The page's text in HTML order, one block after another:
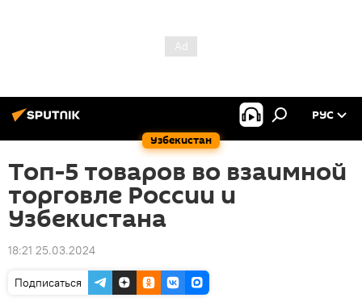
Узбекистан
РУС
Топ-5 товаров во взаимной
торговле России и
Узбекистана
18:21 25.03.2024
Подписаться